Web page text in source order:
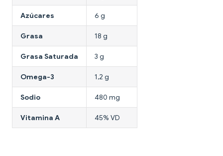
Azúcares 6 g
Grasa 18 g
Grasa Saturada 3 g
Omega-3 1,2 g
Sodio 480 mg
Vitamina A 45% VD